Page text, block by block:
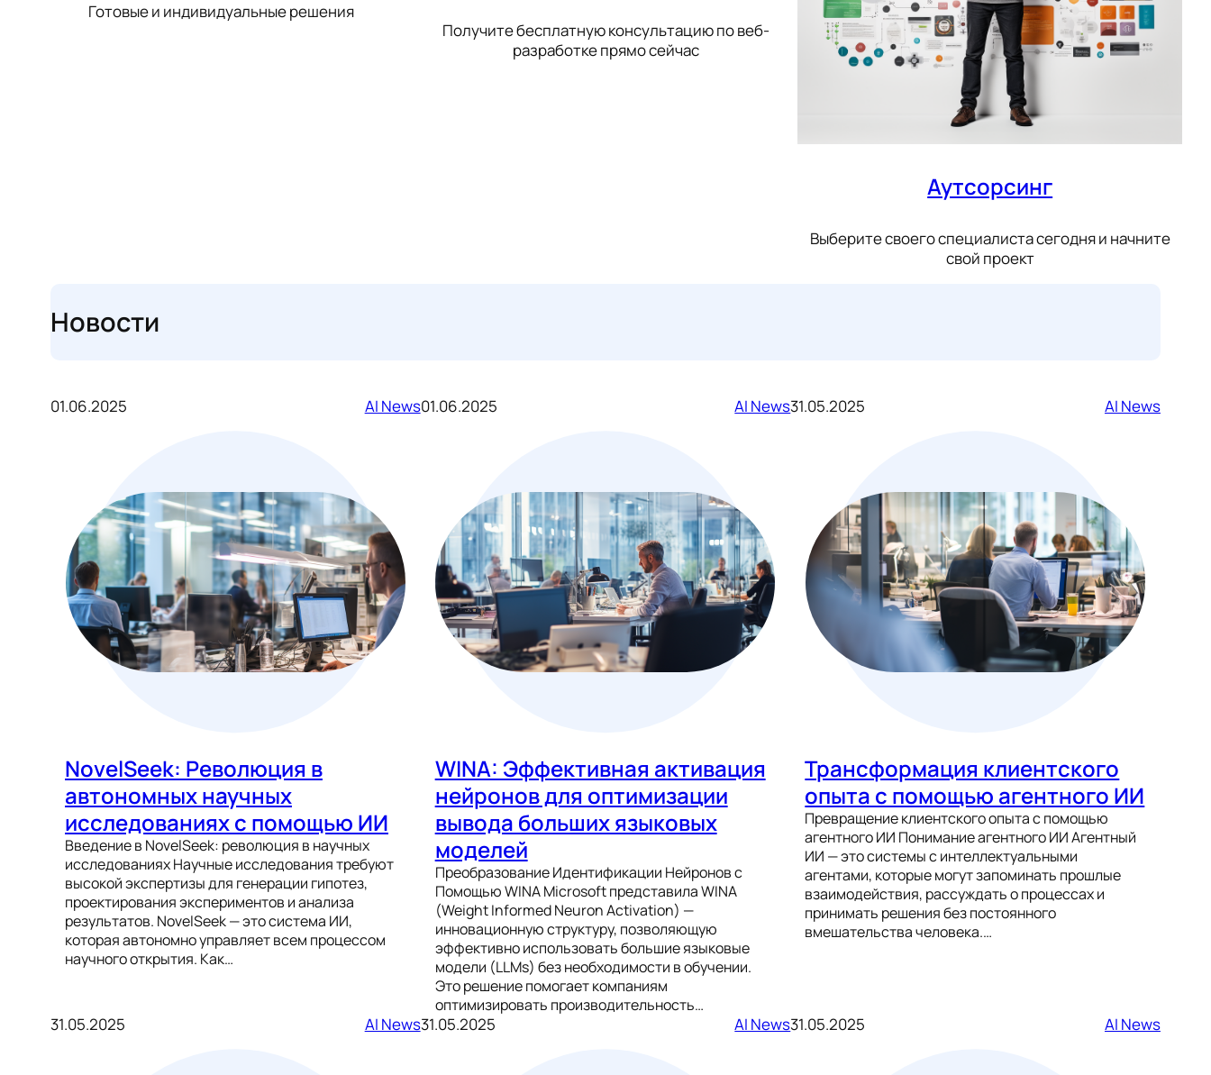
Готовые и индивидуальные решения
Получите бесплатную консультацию по веб-
разработке прямо сейчас
Аутсорсинг
Выберите своего специалиста сегодня и начните
свой проект
Новости
01.06.2025 AI News
NovelSeek: Революция в
автономных научных
исследованиях с помощью ИИ
Введение в NovelSeek: революция в научных
исследованиях Научные исследования требуют
высокой экспертизы для генерации гипотез,
проектирования экспериментов и анализа
результатов. NovelSeek — это система ИИ,
которая автономно управляет всем процессом
научного открытия. Как…
01.06.2025 AI News
WINA: Эффективная активация
нейронов для оптимизации
вывода больших языковых
моделей
Преобразование Идентификации Нейронов с
Помощью WINA Microsoft представила WINA
(Weight Informed Neuron Activation) —
инновационную структуру, позволяющую
эффективно использовать большие языковые
модели (LLMs) без необходимости в обучении.
Это решение помогает компаниям
оптимизировать производительность…
31.05.2025 AI News
Трансформация клиентского
опыта с помощью агентного ИИ
Превращение клиентского опыта с помощью
агентного ИИ Понимание агентного ИИ Агентный
ИИ — это системы с интеллектуальными
агентами, которые могут запоминать прошлые
взаимодействия, рассуждать о процессах и
принимать решения без постоянного
вмешательства человека.…
31.05.2025 AI News31.05.2025 AI News31.05.2025 AI News